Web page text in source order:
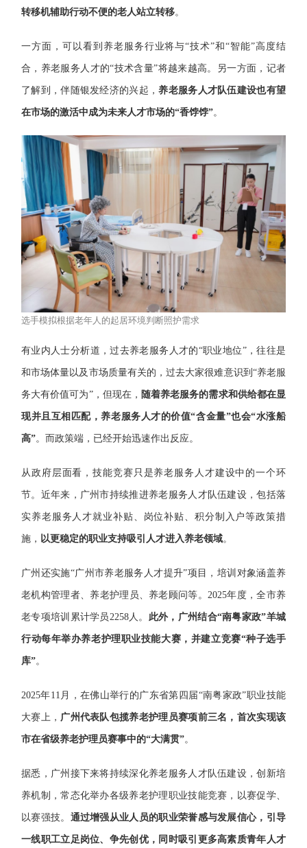
转移机辅助行动不便的老人站立转移。
一方面，可以看到养老服务行业将与“技术”和“智能”高度结
合，养老服务人才的“技术含量”将越来越高。另一方面，记者
了解到，伴随银发经济的兴起，养老服务人才队伍建设也有望
在市场的激活中成为未来人才市场的“香饽饽”。
选手模拟根据老年人的起居环境判断照护需求
有业内人士分析道，过去养老服务人才的“职业地位”，往往是
和市场体量以及市场质量有关的，过去大家很难意识到“养老服
务大有价值可为”，但现在， 随着养老服务的需求和供给都在显
现并且互相匹配，养老服务人才的价值“含金量”也会“水涨船
高”。而政策端，已经开始迅速作出反应。
从政府层面看，技能竞赛只是养老服务人才建设中的一个环
节。近年来，广州市持续推进养老服务人才队伍建设，包括落
实养老服务人才就业补贴、岗位补贴、积分制入户等政策措
施， 以更稳定的职业支持吸引人才进入养老领域。
广州还实施“广州市养老服务人才提升”项目，培训对象涵盖养
老机构管理者、养老护理员、养老顾问等。2025年度，全市养
老专项培训累计学员2258人。 此外，广州结合“南粤家政”羊城
行动每年举办养老护理职业技能大赛，并建立竞赛“种子选手
库”。
2025年11月，在佛山举行的广东省第四届“南粤家政”职业技能
大赛上， 广州代表队包揽养老护理员赛项前三名，首次实现该
市在省级养老护理员赛事中的“大满贯”。
据悉，广州接下来将持续深化养老服务人才队伍建设，创新培
养机制，常态化举办各级养老护理职业技能竞赛，以赛促学、
以赛强技。 通过增强从业人员的职业荣誉感与发展信心，引导
一线职工立足岗位、争先创优，同时吸引更多高素质青年人才